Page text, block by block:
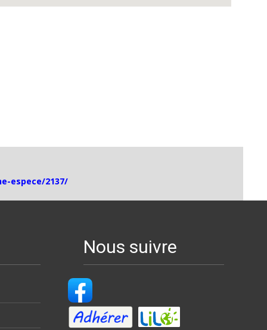
espece/2137/
Nous suivre